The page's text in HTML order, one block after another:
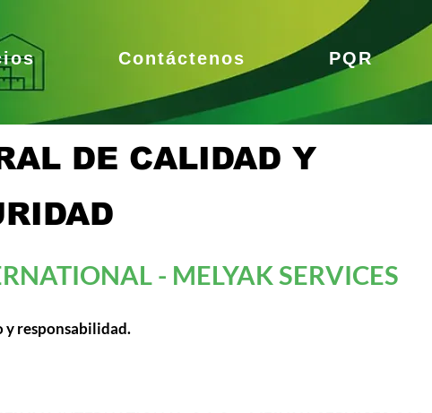
Contáctenos PQR
DE CALIDAD Y
- MELYAK SERVICES
y responsabilidad.